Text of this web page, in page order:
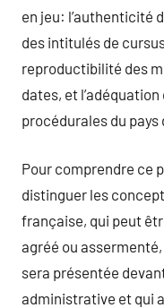
en jeu: l’authenticité
des intitulés de
reproductibilité des
dates, et
procédurales du pays
Pour comprendre ce
distinguer les
française, qui peut
agréé ou
sera présentée
administrative et qui